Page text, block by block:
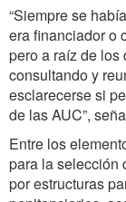
“Siempre se
era financiador o
pero a raíz de los
consultando y
esclarecerse si
de las AUC”,
Entre los
para la selección
por estructuras